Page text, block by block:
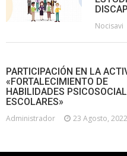
Nocisavi
PARTICIPACIÓN EN LA
«FORTALECIMIENTO DE
HABILIDADES
ESCOLARES»
Administrador 23 Agosto, 2022